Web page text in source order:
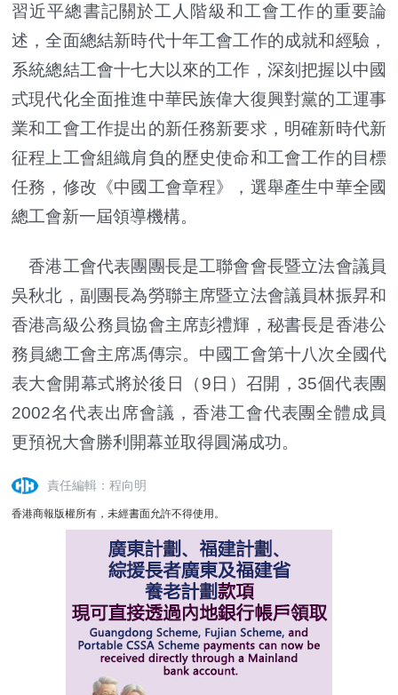
習近平總書記關於工人階級和工會工作的重要論
述，全面總結新時代十年工會工作的成就和經驗，
系統總結工會十七大以來的工作，深刻把握以中國
式現代化全面推進中華民族偉大復興對黨的工運事
業和工會工作提出的新任務新要求，明確新時代新
征程上工會組織肩負的歷史使命和工會工作的目標
任務，修改《中國工會章程》，選舉產生中華全國
總工會新一屆領導機構。
香港工會代表團團長是工聯會會長暨立法會議員
吳秋北，副團長為勞聯主席暨立法會議員林振昇和
香港高級公務員協會主席彭禮輝，秘書長是香港公
務員總工會主席馮傳宗。中國工會第十八次全國代
表大會開幕式將於後日（9日）召開，35個代表團
2002名代表出席會議，香港工會代表團全體成員
更預祝大會勝利開幕並取得圓滿成功。
責任編輯：程向明
香港商報版權所有，未經書面允許不得使用。